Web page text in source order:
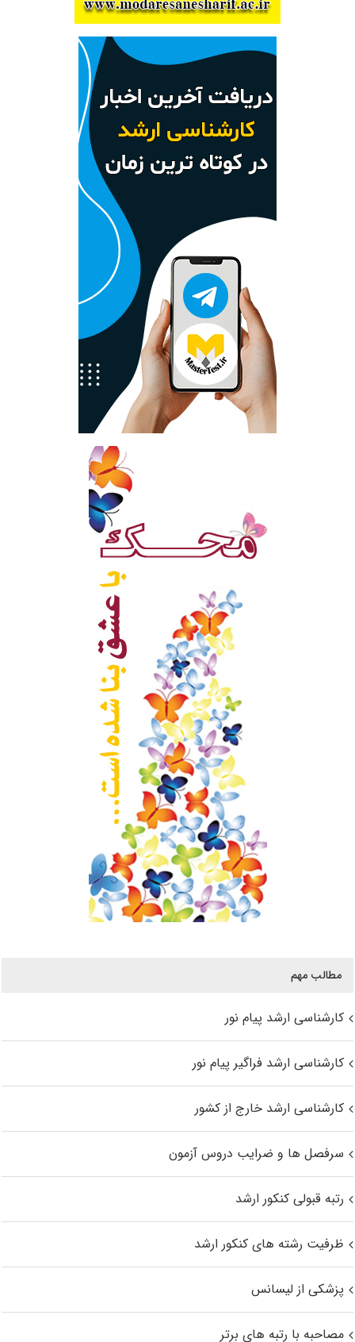
مطالب مهم
کارشناسی ارشد پیام نور
کارشناسی ارشد فراگیر پیام نور
کارشناسی ارشد خارج از کشور
سرفصل ها و ضرایب دروس آزمون
رتبه قبولی کنکور ارشد
ظرفیت رشته های کنکور ارشد
پزشکی از لیسانس
مصاحبه با رتبه های برتر